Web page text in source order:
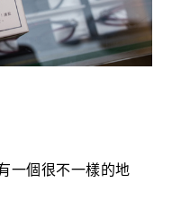
一個很不一樣的地